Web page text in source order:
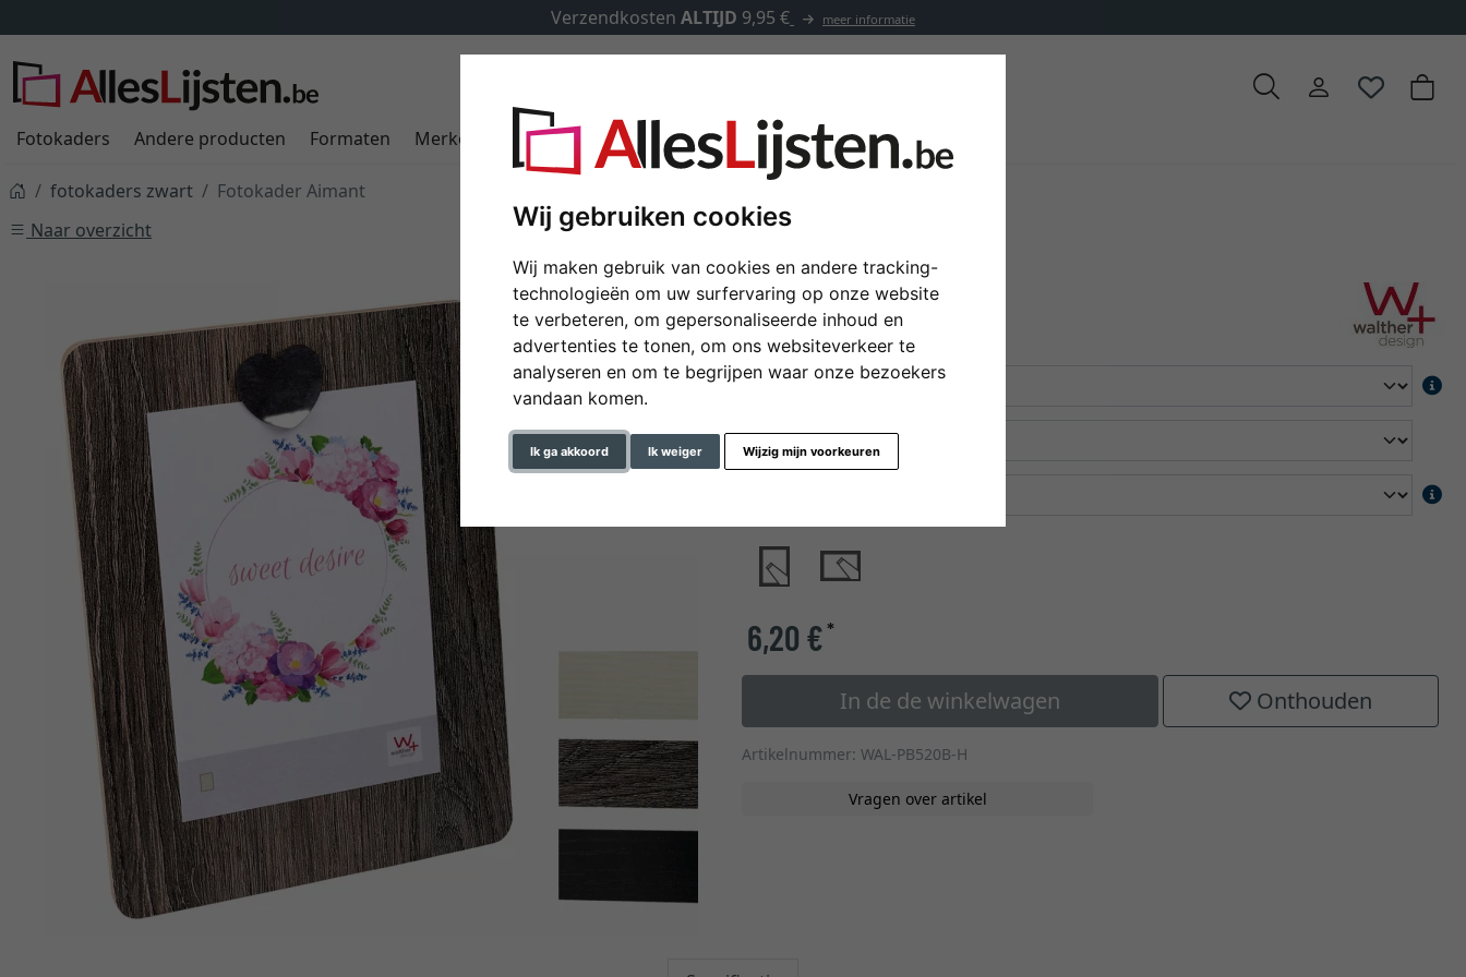
Wij gebruiken cookies
Wij maken gebruik van cookies en andere tracking-
technologieën om uw surfervaring op onze website
te verbeteren, om gepersonaliseerde inhoud en
advertenties te tonen, om ons websiteverkeer te
analyseren en om te begrijpen waar onze bezoekers
vandaan komen.
Ik ga akkoord Ik weiger Wijzig mijn voorkeuren
Verzendkosten ALTIJD 9,95 € meer informatie
Fotokaders Andere producten Formaten Merken Kaders op maat Passe-partouts Toebehoren
fotokaders zwart
Fotokader Aimant
Naar overzicht
Fotokader Aimant
formaat
kleur
6,20 €*
In de de winkelwagen Onthouden
Artikelnummer: WAL-PB520B-H
Vragen over artikel